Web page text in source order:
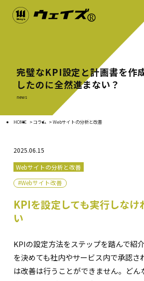
完璧なKPI設定と計画書を作
したのに全然進まない？
news
HOME コラム Webサイトの分析と改善
2025.06.15
Webサイトの分析と改善
#Webサイト改善
KPIを設定しても実行しなけ
い
KPIの設定方法をステップを踏んで紹
を決めても社内やサービス内で承認さ
は改善は行うことができません。ど